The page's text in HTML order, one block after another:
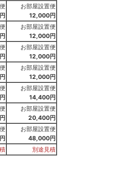
お部屋設置便
12,000円
お部屋設置便
12,000円
お部屋設置便
12,000円
お部屋設置便
12,000円
お部屋設置便
14,400円
お部屋設置便
20,400円
お部屋設置便
48,000円
別途見積